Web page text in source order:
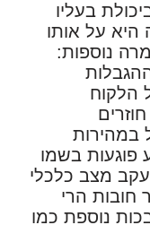
בעליו
על אותו
נוספות:
בשמו
מצב כלכלי
הרי
נוספת כמו